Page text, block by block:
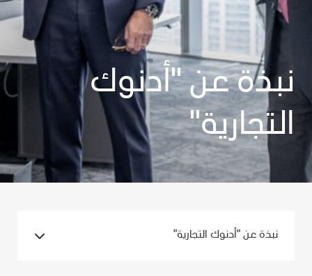
نبذة عن "أدنوك
التجارية"
نبذة عن "أدنوك التجارية"